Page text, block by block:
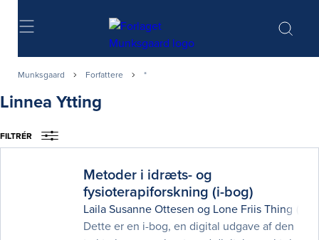
Søg
Munksgaard Forfattere *
Linnea Ytting
FILTRÉR
Metoder i idræts- og
fysioterapiforskning (i-bog)
Laila Susanne Ottesen og Lone Friis Thing
Dette er en i-bog, en digital udgave af den